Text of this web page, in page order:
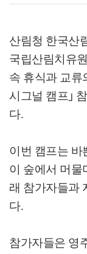
산림청 한국산
국립산림치유
속 휴식과 교류
시그널 캠프｣
다.
이번 캠프는 바
이 숲에서 머물
래 참가자들과
다.
참가자들은 영